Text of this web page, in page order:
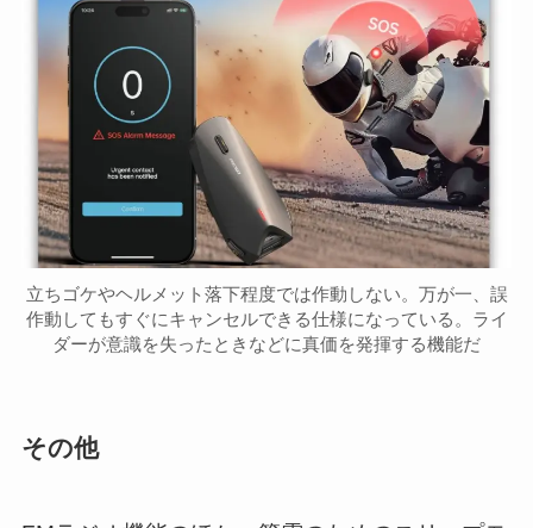
立ちゴケやヘルメット落下程度では作動しない。万が一、誤
作動してもすぐにキャンセルできる仕様になっている。ライ
ダーが意識を失ったときなどに真価を発揮する機能だ
その他